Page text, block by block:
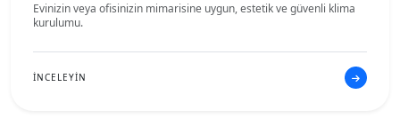
Evinizin veya ofisinizin mimarisine uygun, estetik ve güvenli klima
kurulumu.
İNCELEYİN